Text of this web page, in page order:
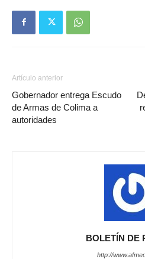
Artículo anterior
Gobernador entrega Escudo
de Armas de Colima a
autoridades
BOLETÍN DE
http://